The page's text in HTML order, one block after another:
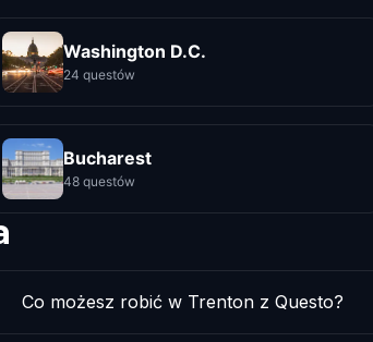
Washington D.C.
24 questów
Bucharest
48 questów
Co możesz robić w Trenton z Questo?